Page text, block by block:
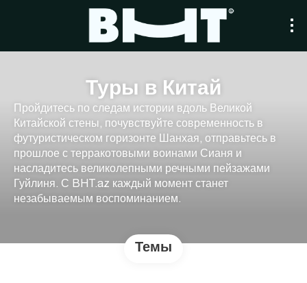
Туры в Китай
Пройдитесь по следам истории вдоль Великой
Китайской стены, почувствуйте современность в
футуристическом горизонте Шанхая, отправьтесь в
прошлое с терракотовыми воинами Сианя и
насладитесь великолепными речными пейзажами
Гуйлиня. С BHT.az каждый момент станет
незабываемым воспоминанием.
Темы